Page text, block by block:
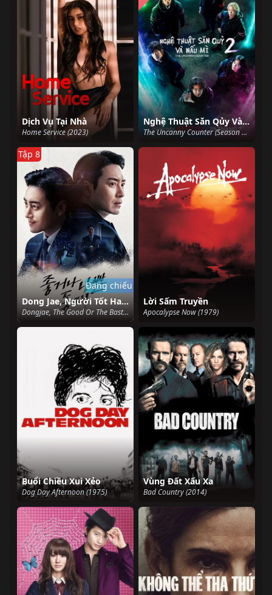
Dịch Vụ Tại Nhà
Home Service (2023)
Nghệ Thuật Săn Qủy Và Nấu Mì (Phần 2)
The Uncanny Counter (Season 2) (2023)
Dong Jae, Người Tốt Hay Kẻ Xấu
Dongjae, The Good Or The Bastard (2024)
Tập 8
Đang chiếu
Lời Sấm Truyền
Apocalypse Now (1979)
Buổi Chiều Xui Xẻo
Dog Day Afternoon (1975)
Vùng Đất Xấu Xa
Bad Country (2014)